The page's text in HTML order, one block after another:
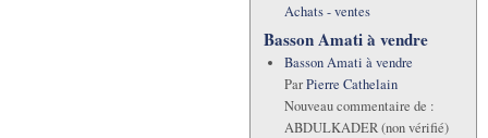
Achats - ventes
Basson Amati à vendre
Basson Amati à vendre
ParPierre Cathelain
Nouveau commentaire de :
ABDULKADER (non vérifié)